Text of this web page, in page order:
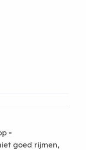
-
goed rijmen,